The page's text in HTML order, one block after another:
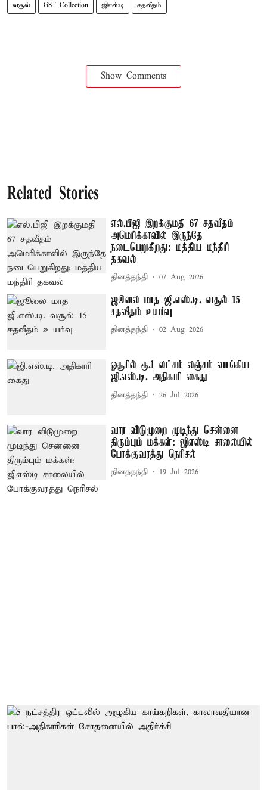
வசூல் GST Collection ஜிஎஸ்டி சதவீதம்
Show Comments
Related Stories
எல்.பிஜி இறக்குமதி 67 சதவீதம்
அமெரிக்காவில் இருந்தே
நடைபெறுகிறது: மத்திய மந்திரி
தகவல்
தினத்தந்தி 07 Aug 2026
ஜூலை மாத ஜி.எஸ்.டி. வசூல் 15
சதவீதம் உயர்வு
தினத்தந்தி 02 Aug 2026
ஓசூரில் ரூ.1 லட்சம் லஞ்சம் வாங்கிய
ஜி.எஸ்.டி. அதிகாரி கைது
தினத்தந்தி 26 Jul 2026
வார விடுமுறை முடிந்து சென்னை
திரும்பும் மக்கள்: ஜிஎஸ்டி சாலையில்
போக்குவரத்து நெரிசல்
தினத்தந்தி 19 Jul 2026